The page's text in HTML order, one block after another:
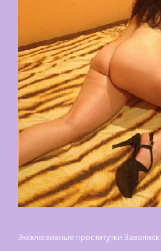
Эксклюзивные проститутки Заволжск: